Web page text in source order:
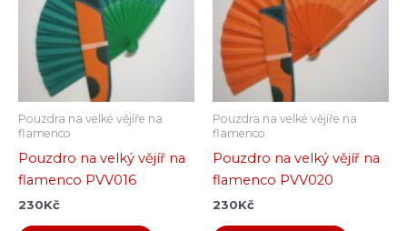
Pouzdra na velké vějíře na
flamenco
Pouzdro na velký vějíř na
flamenco PVV016
230Kč
Pouzdra na velké vějíře na
flamenco
Pouzdro na velký vějíř na
flamenco PVV020
230Kč